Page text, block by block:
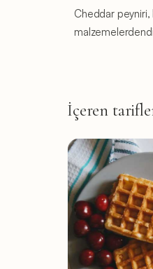
Cheddar peyniri,
İçeren